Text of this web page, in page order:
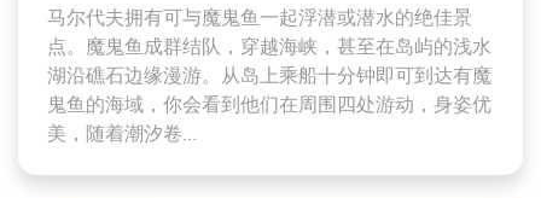
马尔代夫拥有可与魔鬼鱼一起浮潜或潜水的绝佳景
点。魔鬼鱼成群结队，穿越海峡，甚至在岛屿的浅水
湖沿礁石边缘漫游。从岛上乘船十分钟即可到达有魔
鬼鱼的海域，你会看到他们在周围四处游动，身姿优
美，随着潮汐卷...